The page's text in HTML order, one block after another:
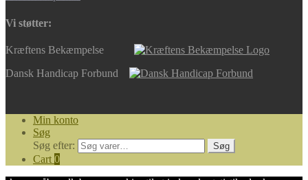
Vi støtter:
Kræftens Bekæmpelse
Dansk Handicap Forbund
Min konto
Søg
Søg efter:
Søg
Cart 0